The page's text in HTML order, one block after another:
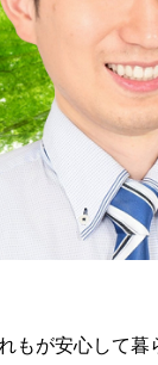
もが安心して暮